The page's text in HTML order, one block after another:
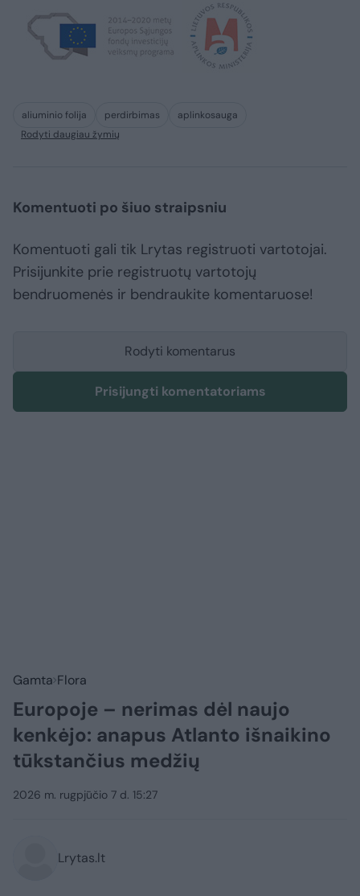
aliuminio folija perdirbimas
aplinkosauga
Rodyti daugiau žymių
Komentuoti po šiuo straipsniu
Komentuoti gali tik Lrytas registruoti vartotojai.
Prisijunkite prie registruotų vartotojų
bendruomenės ir bendraukite komentaruose!
Rodyti komentarus
Prisijungti komentatoriams
Gamta Flora
Europoje – nerimas dėl naujo
kenkėjo: anapus Atlanto išnaikino
tūkstančius medžių
2026 m. rugpjūčio 7 d. 15:27
Lrytas.lt